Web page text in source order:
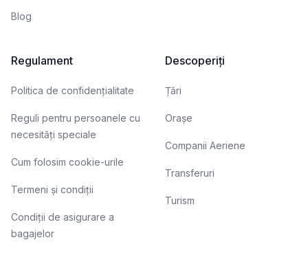
Blog
Regulament
Politica de confidențialitate
Reguli pentru persoanele cu
necesități speciale
Cum folosim cookie-urile
Termeni și condiții
Condiții de asigurare a
bagajelor
Descoperiți
Țări
Orașe
Companii Aeriene
Transferuri
Turism